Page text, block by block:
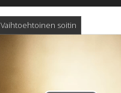
Vaihtoehtoinen soitin